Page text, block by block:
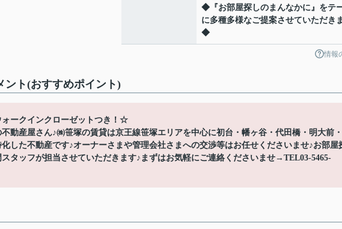
◆『お部屋探しのまんなかに』をテ
に多種多様なご提案させていただき
◆
情報
ント(おすすめポイント)
ークインクローゼットつき！☆
動産屋さん♪㈱笹塚の賃貸は京王線笹塚エリアを中心に初台・幡ヶ谷・代田橋・明大前・
した不動産です♪オーナーさまや管理会社さまへの交渉等はお任せくださいませ♪お部屋
タッフが担当させていただきます♪まずはお気軽にご連絡くださいませ→TEL03-5465-